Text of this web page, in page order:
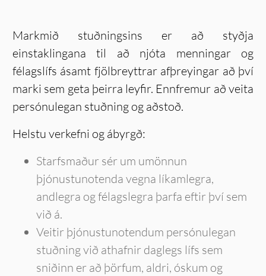
Markmið stuðningsins er að styðja
einstaklingana til að njóta menningar og
félagslífs ásamt fjölbreyttrar afþreyingar að því
marki sem geta þeirra leyfir. Ennfremur að veita
persónulegan stuðning og aðstoð.
Helstu verkefni og ábyrgð:
Starfsmaður sér um umönnun
þjónustunotenda vegna líkamlegra,
andlegra og félagslegra þarfa eftir því sem
við á.
Veitir þjónustunotendum persónulegan
stuðning við athafnir daglegs lífs sem
sniðinn er að þörfum, aldri, óskum og